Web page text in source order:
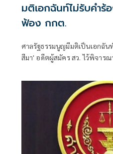
มติเอกฉันท์ไม่รับคำร้
ฟ้อง กกต.
ศาลรัฐธรรมนูญมีมติเป็นเอกฉัน
สีมา' อดีตผู้สมัคร สว. ไว้พิจารณ